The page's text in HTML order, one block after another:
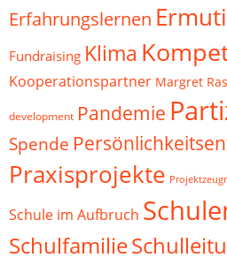
Erfahrungslernen
Fundraising Klima
Kooperationspartner Margret
development Pandemie
Spende
Praxisprojekte
Schule im Aufbruch
Schulfamilie